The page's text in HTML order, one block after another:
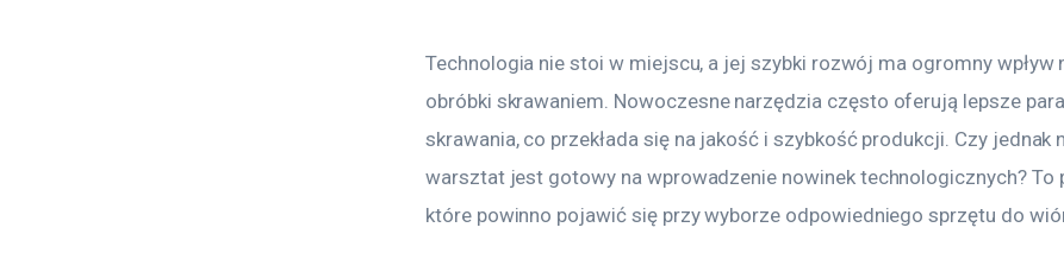
Technologia nie stoi w miejscu, a jej szybki rozwój ma ogromny wpływ
obróbki skrawaniem. Nowoczesne narzędzia często oferują lepsze
skrawania, co przekłada się na jakość i szybkość produkcji. Czy jednak
warsztat jest gotowy na wprowadzenie nowinek technologicznych? To
które powinno pojawić się przy wyborze odpowiedniego sprzętu do